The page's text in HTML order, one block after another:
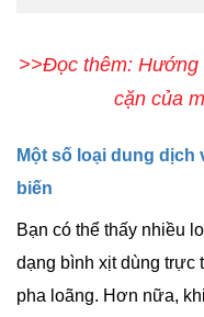
>>Đọc thêm: Hướng
cặn của
Một số loại dung dịch
biến
Bạn có thể thấy nhiều
dạng bình xịt dùng trực
pha loãng. Hơn nữa,